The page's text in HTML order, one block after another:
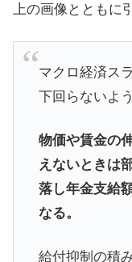
上の画像とともに
マクロ経済ス
下回らないよ
物価や賃金の
えないときは
落し年金支給
なる。
給付抑制の積